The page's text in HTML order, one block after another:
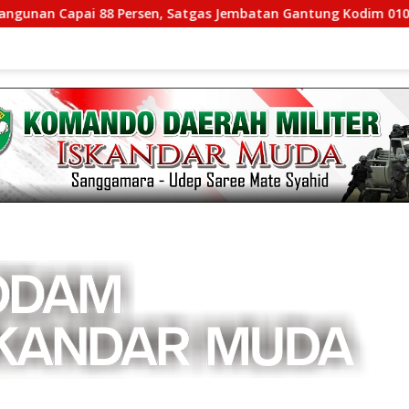
88 Persen, Satgas Jembatan Gantung Kodim 0108/Agara